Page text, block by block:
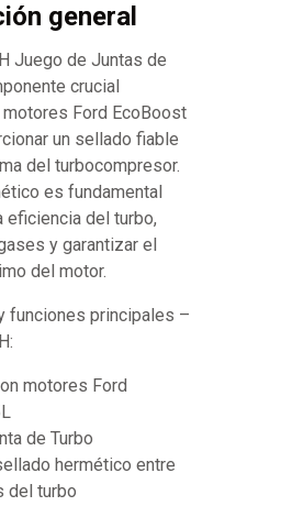
general
Juego de Juntas de
crucial
Ford EcoBoost
un sellado fiable
del turbocompresor.
es fundamental
eficiencia del turbo,
y garantizar el
del motor.
funciones principales –
motores Ford
de Turbo
hermético entre
del turbo